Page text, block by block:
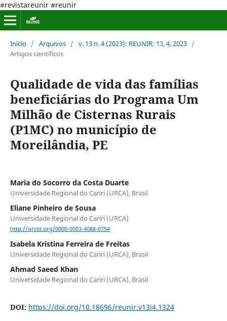
#revistareunir #reunir
Início / Arquivos / v. 13 n. 4 (2023): REUNIR: 13, 4, 2023 /
Artigos científicos
Qualidade de vida das famílias
beneficiárias do Programa Um
Milhão de Cisternas Rurais
(P1MC) no município de
Moreilândia, PE
Maria do Socorro da Costa Duarte
Universidade Regional do Cariri (URCA), Brasil
Eliane Pinheiro de Sousa
Universidade Regional do Cariri (URCA)
http://orcid.org/0000-0003-4088-0754
Isabela Kristina Ferreira de Freitas
Universidade Regional do Cariri (URCA), Brasil
Ahmad Saeed Khan
Universidade Regional do Cariri (URCA), Brasil
DOI: https://doi.org/10.18696/reunir.v13i4.1324